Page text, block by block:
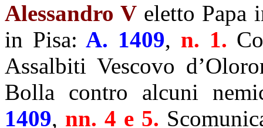
Alessandro V eletto Papa
in Pisa: A. 1409, n. 1.
Assalbiti Vescovo
Bolla contro alcuni
1409, nn. 4 e 5.